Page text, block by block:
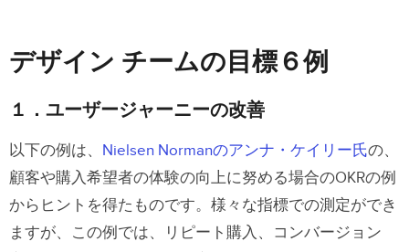
デザイン チームの目標６例
１．ユーザージャーニーの改善
以下の例は、 Nielsen Normanのアンナ・ケイリー氏の、
顧客や購入希望者の体験の向上に努める場合のOKRの例
からヒントを得たものです。様々な指標での測定ができ
ますが、この例では、リピート購入、コンバージョン